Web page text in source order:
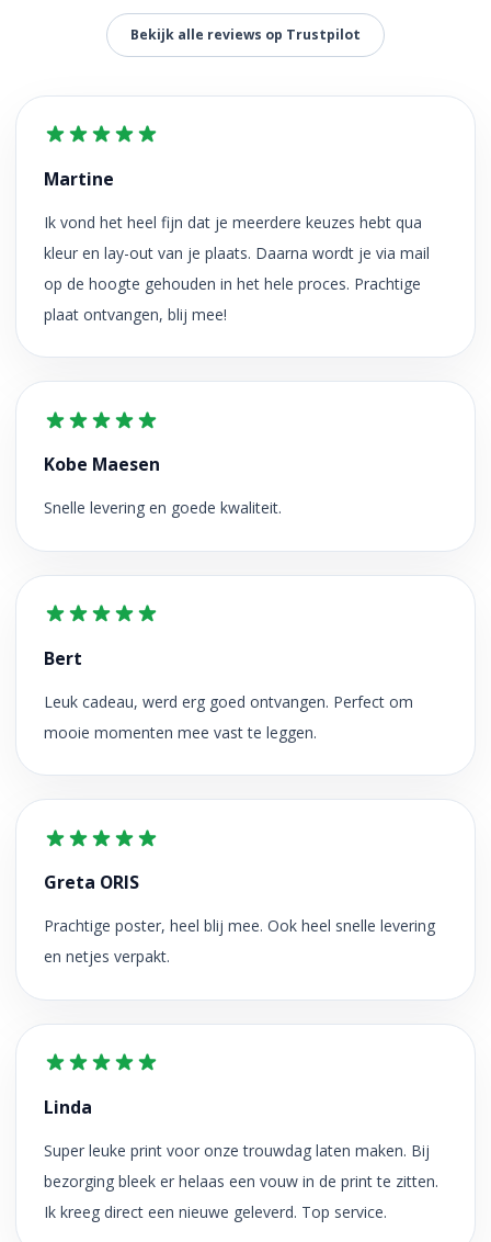
Bekijk alle reviews op Trustpilot
Martine
Ik vond het heel fijn dat je meerdere keuzes hebt qua
kleur en lay-out van je plaats. Daarna wordt je via mail
op de hoogte gehouden in het hele proces. Prachtige
plaat ontvangen, blij mee!
Kobe Maesen
Snelle levering en goede kwaliteit.
Bert
Leuk cadeau, werd erg goed ontvangen. Perfect om
mooie momenten mee vast te leggen.
Greta ORIS
Prachtige poster, heel blij mee. Ook heel snelle levering
en netjes verpakt.
Linda
Super leuke print voor onze trouwdag laten maken. Bij
bezorging bleek er helaas een vouw in de print te zitten.
Ik kreeg direct een nieuwe geleverd. Top service.